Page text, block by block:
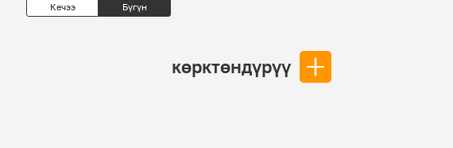
Кечээ Бүгүн
көрктөндүрүү